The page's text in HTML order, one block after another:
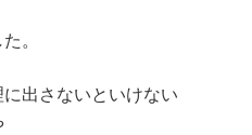
。
に出さないといけない